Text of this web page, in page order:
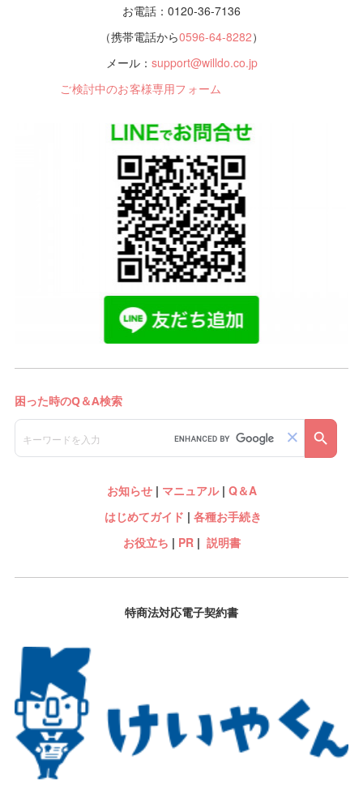
お電話：0120-36-7136
（携帯電話から0596-64-8282）
メール： support@willdo.co.jp
ご検討中のお客様専用フォーム
お知らせ| マニュアル| Q＆A
はじめてガイド | 各種お手続き
お役立ち | PR| 説明書
特商法対応電子契約書